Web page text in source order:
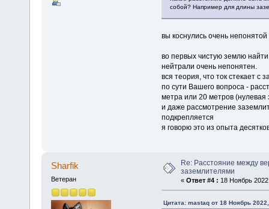
собой? Например для длины
вы коснулись очень
во первых чистую землю
нейтрали очень непонятен.
вся теория, что ток стекает с
по сути Вашего вопроса -
метра или 20 метров (нулевая
и даже рассмотрение
подкрепляется
я говорю это из опыта
Sharfik
Ветеран
Re: Расстояние между
заземлителями
« Ответ #4 : 18 Ноябрь
Цитата: mastaq от 18 Ноябрь